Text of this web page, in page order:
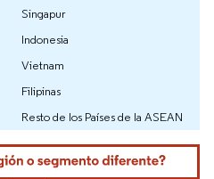
Singapur
Indonesia
Vietnam
Filipinas
Resto de los Países de la ASEAN